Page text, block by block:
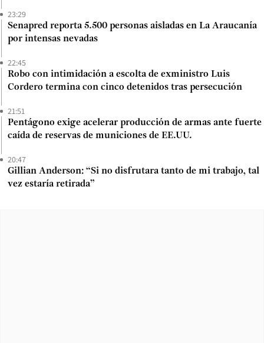
23:29
Senapred reporta 5.500 personas aisladas en La Araucanía
por intensas nevadas
22:45
Robo con intimidación a escolta de exministro Luis
Cordero termina con cinco detenidos tras persecución
21:51
Pentágono exige acelerar producción de armas ante fuerte
caída de reservas de municiones de EE.UU.
20:47
Gillian Anderson: “Si no disfrutara tanto de mi trabajo, tal
vez estaría retirada”